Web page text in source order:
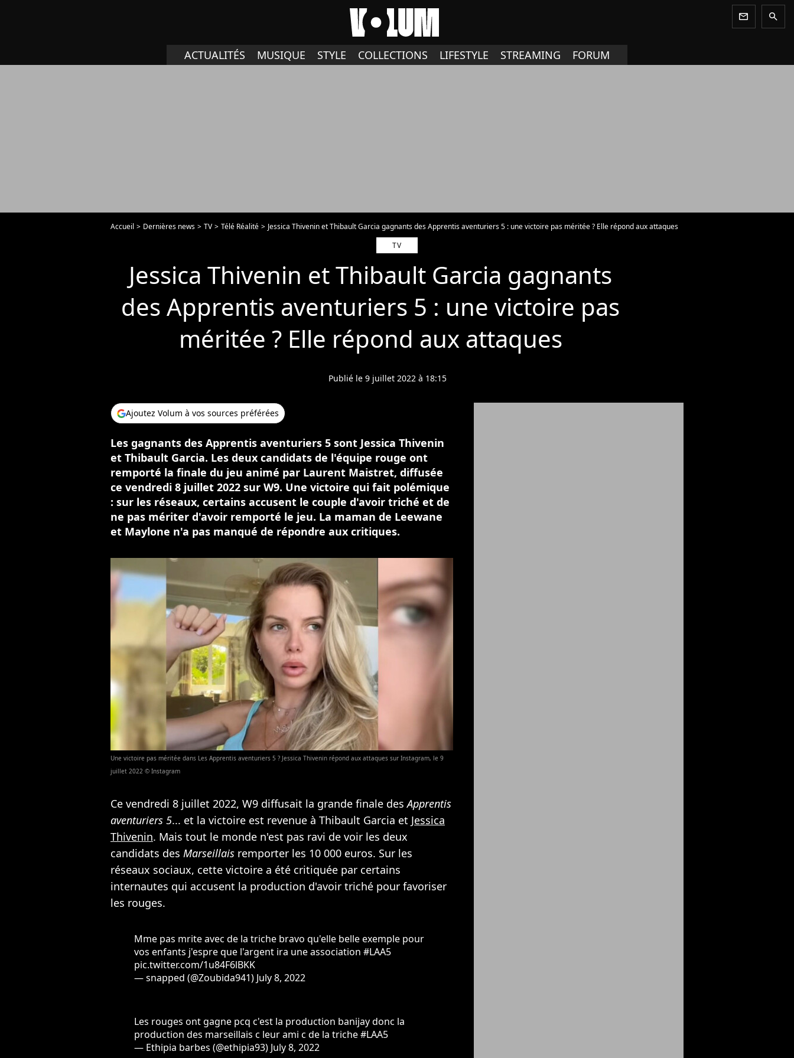
newsletter search
ACTUALITÉS MUSIQUE STYLE COLLECTIONS LIFESTYLE STREAMING FORUM
Accueil Dernières news TV Télé Réalité
Jessica Thivenin et Thibault Garcia gagnants des Apprentis aventuriers 5 : une victoire pas méritée ? Elle répond aux attaques
TV
Jessica Thivenin et Thibault Garcia gagnants
des Apprentis aventuriers 5 : une victoire pas
méritée ? Elle répond aux attaques
Publié le 9 juillet 2022 à 18:15
Ajoutez Volum à vos sources préférées
Les gagnants des Apprentis aventuriers 5 sont Jessica Thivenin
et Thibault Garcia. Les deux candidats de l'équipe rouge ont
remporté la finale du jeu animé par Laurent Maistret, diffusée
ce vendredi 8 juillet 2022 sur W9. Une victoire qui fait polémique
: sur les réseaux, certains accusent le couple d'avoir triché et de
ne pas mériter d'avoir remporté le jeu. La maman de Leewane
et Maylone n'a pas manqué de répondre aux critiques.
Une victoire pas méritée dans Les Apprentis aventuriers 5 ? Jessica Thivenin répond aux attaques sur Instagram, le 9
juillet 2022 © Instagram
Ce vendredi 8 juillet 2022, W9 diffusait la grande finale desApprentis
aventuriers 5... et la victoire est revenue à Thibault Garcia et Jessica
Thivenin. Mais tout le monde n'est pas ravi de voir les deux
candidats des Marseillais remporter les 10 000 euros. Sur les
réseaux sociaux, cette victoire a été critiquée par certains
internautes qui accusent la production d'avoir triché pour favoriser
les rouges.
Mme pas mrite avec de la triche bravo qu'elle belle exemple pour
vos enfants j'espre que l'argent ira une association #LAA5
pic.twitter.com/1u84F6lBKK
— snapped (@Zoubida941) July 8, 2022
Les rouges ont gagne pcq c'est la production banijay donc la
production des marseillais c leur ami c de la triche#LAA5
— Ethipia barbes (@ethipia93) July 8, 2022